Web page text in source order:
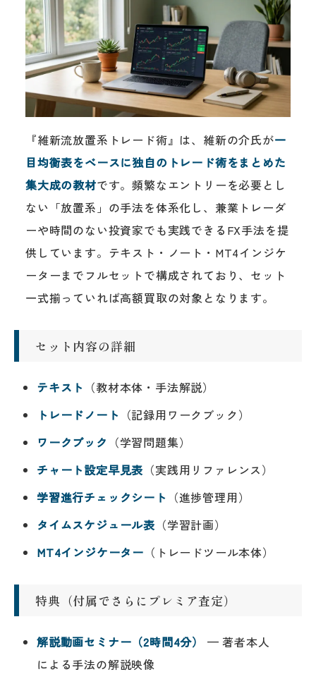
『維新流放置系トレード術』は、維新の介氏が一
目均衡表をベースに独自のトレード術をまとめた
集大成の教材です。頻繁なエントリーを必要とし
ない「放置系」の手法を体系化し、兼業トレーダ
ーや時間のない投資家でも実践できるFX手法を提
供しています。テキスト・ノート・MT4インジケ
ーターまでフルセットで構成されており、セット
一式揃っていれば高額買取の対象となります。
セット内容の詳細
テキスト （教材本体・手法解説）
トレードノート （記録用ワークブック）
ワークブック （学習問題集）
チャート設定早見表 （実践用リファレンス）
学習進行チェックシート （進捗管理用）
タイムスケジュール表 （学習計画）
MT4インジケーター （トレードツール本体）
特典（付属でさらにプレミア査定）
解説動画セミナー（2時間4分）
— 著者本人
による手法の解説映像